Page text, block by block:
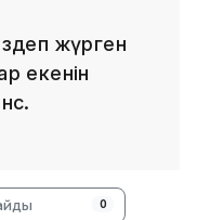
жүрген
екенін
0